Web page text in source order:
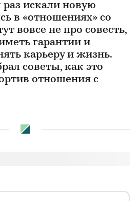
искали новую
в «отношениях» со
вовсе не про совесть,
гарантии и
карьеру и жизнь.
советы, как это
отношения с